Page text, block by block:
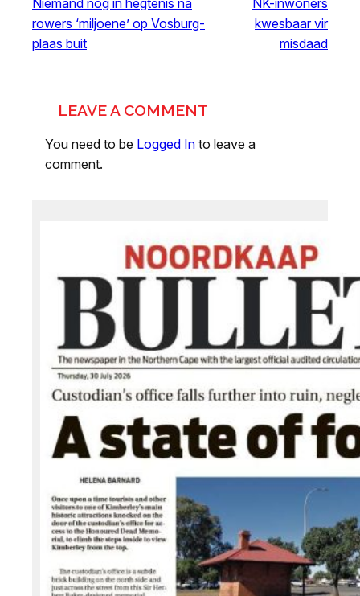
rowers ‘miljoene’ op Vosburg-
plaas buit
kwesbaar vir
misdaad
LEAVE A COMMENT
You need to be Logged In to leave a
comment.